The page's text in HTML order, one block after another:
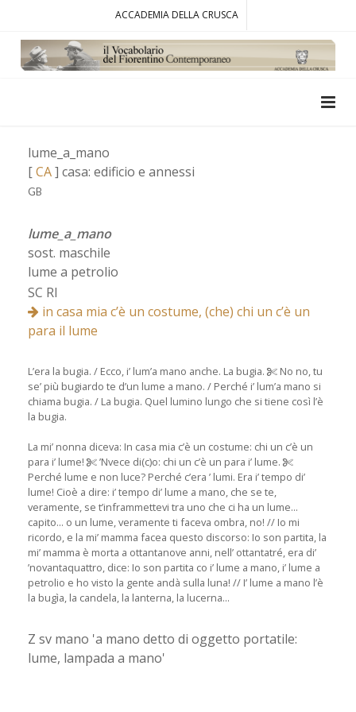
ACCADEMIA DELLA CRUSCA
lume_a_mano
[CA] casa: edificio e annessi
GB
lume_a_mano
sost. maschile
lume a petrolio
SC RI
in casa mia c’è un costume, (che) chi un c’è un
para il lume
L’era la bugia. / Ecco, i’ lum’a mano anche. La bugia.
No no, tu
se’ più bugiardo te d’un lume a mano. / Perché i’ lum’a mano si
chiama bugia. / La bugia. Quel lumino lungo che si tiene così l’è
la bugia.
La mi’ nonna diceva: In casa mia c’è un costume: chi un c’è un
para i’ lume!
’Nvece di(c)o: chi un c’è un para i’ lume.
Perché lume e non luce? Perché c’era ’ lumi. Era i’ tempo di’
lume! Cioè a dire: i’ tempo di’ lume a mano, che se te,
veramente, se t’inframmettevi tra uno che ci ha un lume...
capito... o un lume, veramente ti faceva ombra, no! // Io mi
ricordo, e la mi’ mamma facea questo discorso: Io son partita, la
mi’ mamma è morta a ottantanove anni, nell’ ottantatré, era di’
’novantaquattro, dice: Io son partita co i’ lume a mano, i’ lume a
petrolio e ho visto la gente andà sulla luna! // I’ lume a mano l’è
la bugìa, la candela, la lanterna, la lucerna...
Z sv mano 'a mano detto di oggetto portatile:
lume, lampada a mano'